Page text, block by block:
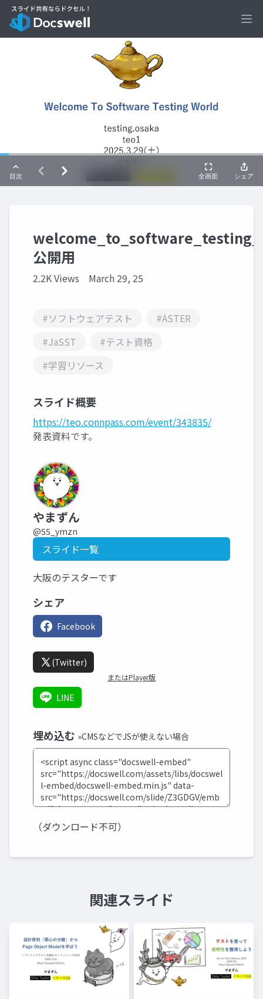
公開用
2.2K Views March 29, 25
#ソフトウェアテスト
#ASTER
#JaSST
#テスト資格
#学習リソース
スライド概要
https://teo.connpass.com/event/343835/
発表資料です。
やまずん
@55_ymzn
スライド一覧
大阪のテスターです
シェア
Facebook
(Twitter)
またはPlayer版
LINE
埋め込む »CMSなどでJSが使えない場合
（ダウンロード不可）
関連スライド